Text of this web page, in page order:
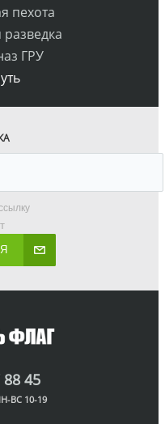
пехота
ГРУ
88 45
ВС 10-19